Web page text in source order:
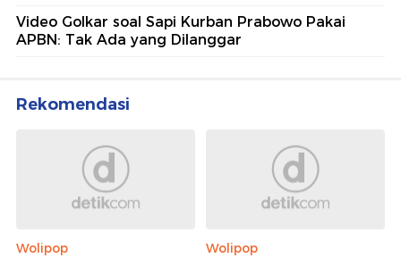
Video Golkar soal Sapi Kurban Prabowo Pakai
APBN: Tak Ada yang Dilanggar
Rekomendasi
Wolipop
Wolipop